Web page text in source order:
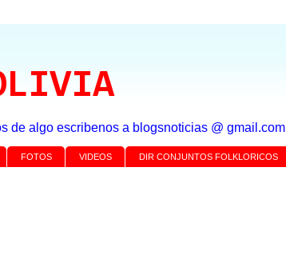
de algo escribenos a blogsnoticias @ gmail.com
FOTOS VIDEOS DIR CONJUNTOS FOLKLORICOS